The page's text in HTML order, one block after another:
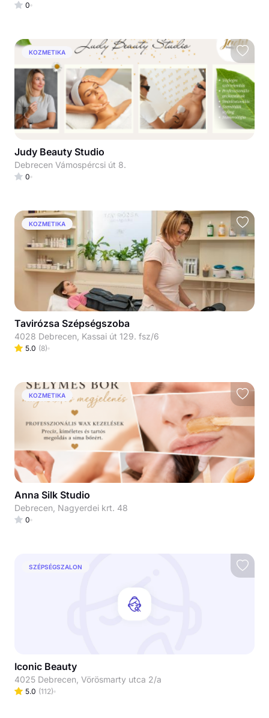
0
KOZMETIKA
Judy Beauty Studio
Debrecen Vámospércsi út 8.
0
KOZMETIKA
Tavirózsa Szépségszoba
4028 Debrecen, Kassai út 129. fsz/6
5.0 (8)
KOZMETIKA
Anna Silk Studio
Debrecen, Nagyerdei krt. 48
0
SZÉPSÉGSZALON
Iconic Beauty
4025 Debrecen, Vörösmarty utca 2/a
5.0 (112)